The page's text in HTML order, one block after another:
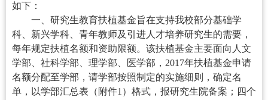
如下：
一、研究生教育扶植基金旨在支持我校部分基础学
科、新兴学科、青年教师及引进人才培养研究生的需要，
每年规定扶植名额和资助限额。该扶植基金主要面向人文
学部、社科学部、理学部、医学部，2017年扶植基金申请
名额分配至学部，请学部按照制定的实施细则，确定名
单，以学部汇总表（附件1）格式，报研究生院备案；四个